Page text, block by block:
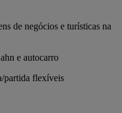
de negócios e turísticas na
e autocarro
partida flexíveis